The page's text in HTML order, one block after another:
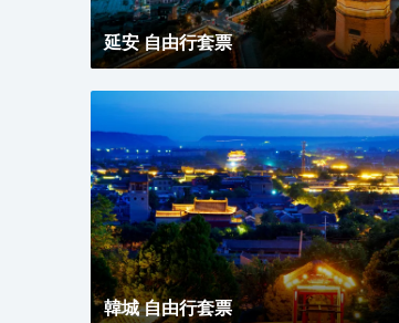
延安 自由行套票
韓城 自由行套票